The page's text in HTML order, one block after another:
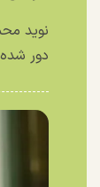
نوید
دور